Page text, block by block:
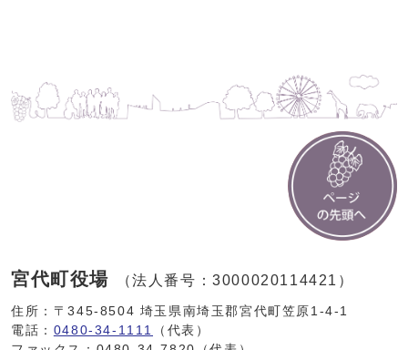
宮代町役場 （法人番号：3000020114421）
住所：〒345-8504 埼玉県南埼玉郡宮代町笠原1-4-1
電話： 0480-34-1111
（代表）